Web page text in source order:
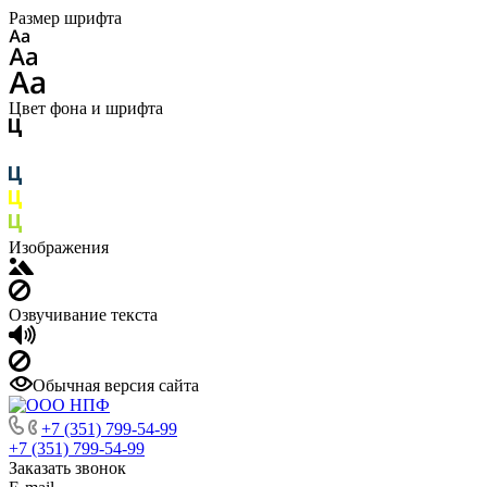
Размер шрифта
Цвет фона и шрифта
Изображения
Озвучивание текста
Обычная версия сайта
+7 (351) 799-54-99
+7 (351) 799-54-99
Заказать звонок